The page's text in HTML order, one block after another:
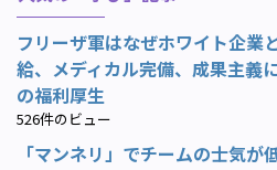
フリーザ軍はなぜホワイト企業
給、メディカル完備、成果主義
の福利厚生
526件のビュー
「マンネリ」でチームの士気